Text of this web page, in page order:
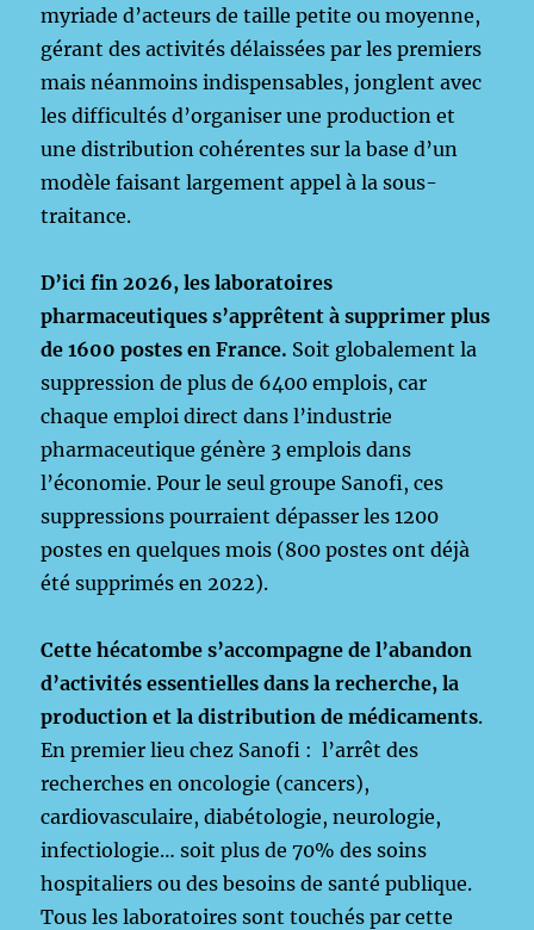
myriade d’acteurs de taille petite ou moyenne,
gérant des activités délaissées par les premiers
mais néanmoins indispensables, jonglent avec
les difficultés d’organiser une production et
une distribution cohérentes sur la base d’un
modèle faisant largement appel à la sous-
traitance.
D’ici fin 2026, les laboratoires
pharmaceutiques s’apprêtent à supprimer plus
de 1600 postes en France. Soit globalement la
suppression de plus de 6400 emplois, car
chaque emploi direct dans l’industrie
pharmaceutique génère 3 emplois dans
l’économie. Pour le seul groupe Sanofi, ces
suppressions pourraient dépasser les 1200
postes en quelques mois (800 postes ont déjà
été supprimés en 2022).
Cette hécatombe s’accompagne de l’abandon
d’activités essentielles dans la recherche, la
production et la distribution de médicaments.
En premier lieu chez Sanofi : l’arrêt des
recherches en oncologie (cancers),
cardiovasculaire, diabétologie, neurologie,
infectiologie… soit plus de 70% des soins
hospitaliers ou des besoins de santé publique.
Tous les laboratoires sont touchés par cette